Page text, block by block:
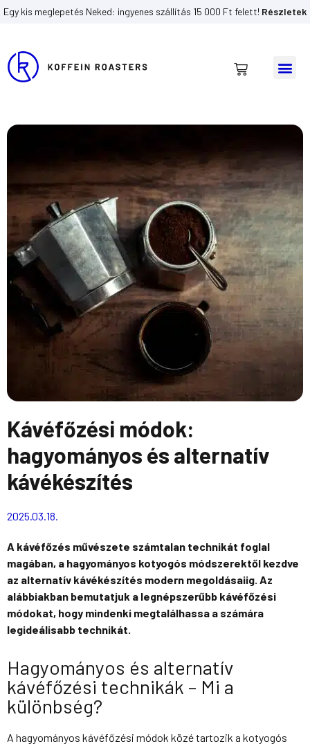
content
Egy kis meglepetés Neked: ingyenes szállítás 15 000 Ft felett! Részletek
Kosár
Kávéfőzési módok:
hagyományos és alternatív
kávékészítés
2025.03.18.
A kávéfőzés művészete számtalan technikát foglal
magában, a hagyományos kotyogós módszerektől kezdve
az alternatív kávékészítés modern megoldásaiig. Az
alábbiakban bemutatjuk a legnépszerűbb kávéfőzési
módokat, hogy mindenki megtalálhassa a számára
legideálisabb technikát.
Hagyományos és alternatív
kávéfőzési technikák – Mi a
különbség?
A hagyományos kávéfőzési módok közé tartozik a kotyogós